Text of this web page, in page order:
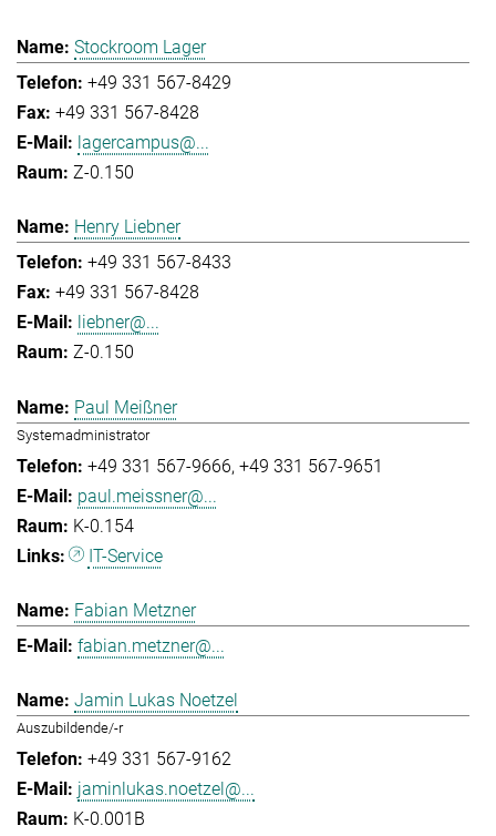
Stockroom Lager
+49 331 567-8429
+49 331 567-8428
lagercampus@...
Z-0.150
Henry Liebner
+49 331 567-8433
+49 331 567-8428
liebner@...
Z-0.150
Paul Meißner
Systemadministrator
+49 331 567-9666 +49 331 567-9651
paul.meissner@...
K-0.154
IT-Service
Fabian Metzner
fabian.metzner@...
Jamin Lukas Noetzel
Auszubildende/-r
+49 331 567-9162
jaminlukas.noetzel@...
K-0.001B